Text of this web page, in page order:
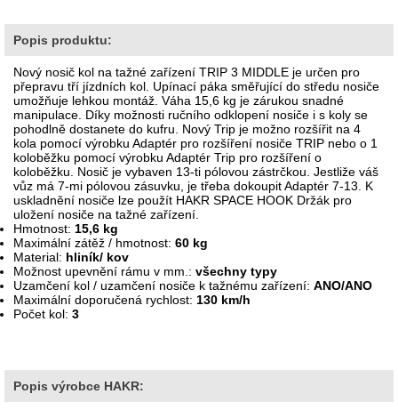
Popis produktu:
Nový nosič kol na tažné zařízení TRIP 3 MIDDLE je určen pro
přepravu tří jízdních kol. Upínací páka směřující do středu nosiče
umožňuje lehkou montáž. Váha 15,6 kg je zárukou snadné
manipulace. Díky možnosti ručního odklopení nosiče i s koly se
pohodlně dostanete do kufru. Nový Trip je možno rozšířit na 4
kola pomocí výrobku Adaptér pro rozšíření nosiče TRIP nebo o 1
koloběžku pomocí výrobku Adaptér Trip pro rozšíření o
koloběžku. Nosič je vybaven 13-ti pólovou zástrčkou. Jestliže váš
vůz má 7-mi pólovou zásuvku, je třeba dokoupit Adaptér 7-13. K
uskladnění nosiče lze použít HAKR SPACE HOOK Držák pro
uložení nosiče na tažné zařízení.
Hmotnost: 15,6 kg
Maximální zátěž / hmotnost: 60 kg
Material: hliník/ kov
Možnost upevnění rámu v mm.: všechny typy
Uzamčení kol / uzamčení nosiče k tažnému zařízení: ANO/ANO
Maximální doporučená rychlost: 130 km/h
Počet kol: 3
Popis výrobce HAKR: